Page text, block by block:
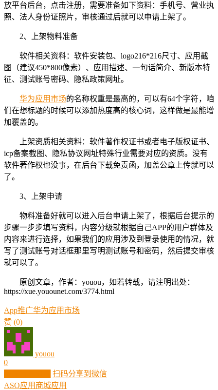
放平台后台，点击注册，需要准备如下资料：手机号、营业执
照、法人身份证照片，审核通过后就可以申请上架了。
2、上架物料准备
软件相关资料：软件安装包、logo216*216尺寸、应用截
图（建议450*800像素）、应用描述、一句话简介、新版本特
征、测试账号密码、隐私政策网址。
华为应用市场的名称权重是最高的，可以有64个字符，咱
们在想标题的时候可以添加热度高的核心词，这样做是最能增
加覆盖的。
上架资质相关资料：软件著作权证书或者电子版权证书、
icp备案截图、隐私协议网址特殊行业需要对应的资质。没有
软件著作权也没事，在后台下载免责函，加盖公章上传就可以
了。
3、上架申请
物料准备好就可以进入后台申请上架了，根据后台提示的
步骤一步步填写资料，内容分级就根据自己APP的用户群体及
内容来进行选择，如果我们的应用涉及到登录使用的情况，就
写了测试账号对话框那里写明测试账号和密码，然后提交审核
就可以了。
原创文章，作者：youou，如若转载，请注明出处：
https://xue.youounet.com/3774.html
App推广华为应用市场
赞 (0)
youou
0
扫码分享到微信
ASO应用商城应用